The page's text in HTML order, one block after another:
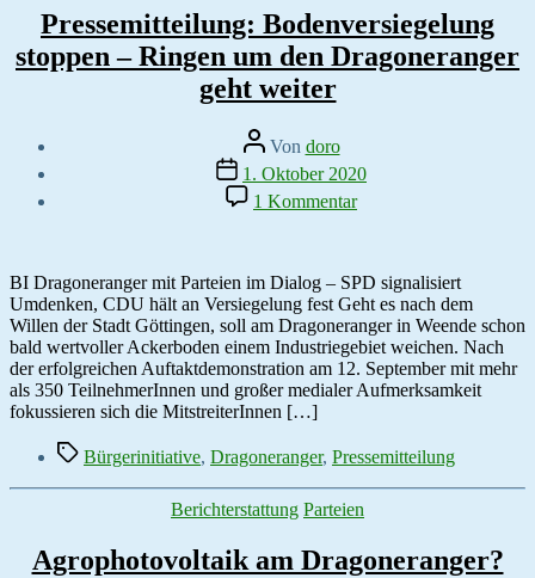
Pressemitteilung: Bodenversiegelung
stoppen – Ringen um den Dragoneranger
geht weiter
Beitragsautor
Von doro
Veröffentlichungsdatum
1. Oktober 2020
1 Kommentarzu
Pressemitteilung:
–
Ringen
um
den
Dragoneranger
geht
BI Dragoneranger mit Parteien im Dialog – SPD signalisiert
Umdenken, CDU hält an Versiegelung fest Geht es nach dem
Willen der Stadt Göttingen, soll am Dragoneranger in Weende schon
bald wertvoller Ackerboden einem Industriegebiet weichen. Nach
der erfolgreichen Auftaktdemonstration am 12. September mit mehr
als 350 TeilnehmerInnen und großer medialer Aufmerksamkeit
fokussieren sich die MitstreiterInnen […]
Schlagwörter
Bürgerinitiative, Dragoneranger, Pressemitteilung
Kategorien
Berichterstattung Parteien
Agrophotovoltaik am Dragoneranger?